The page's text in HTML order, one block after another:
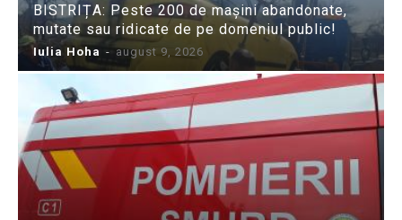
BISTRIȚA: Peste 200 de mașini abandonate,
mutate sau ridicate de pe domeniul public!
Iulia Hoha - august 9, 2026